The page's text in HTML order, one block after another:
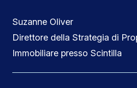
Suzanne Oliver
Direttore della Strategia di
Immobiliare presso Scintilla